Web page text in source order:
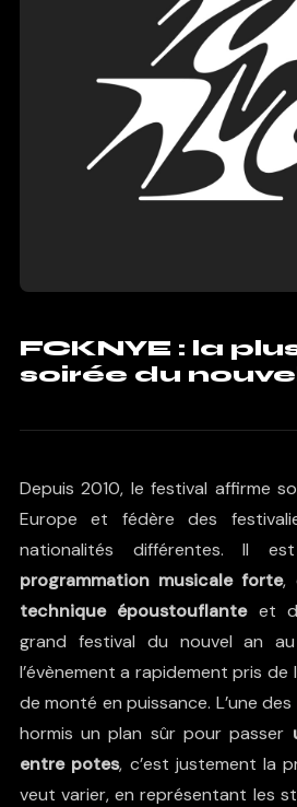
FCKNYE : la
soirée du
Depuis 2010, le festival affirme
Europe et fédère des
nationalités différentes. Il
programmation musicale forte,
technique époustouflanteet
grand festival du nouvel an au
l’évènement a rapidement pris de
de monté en puissance. L’une
hormis un plan sûr pour passer
entre potes, c’est justement la
veut varier, en représentant les